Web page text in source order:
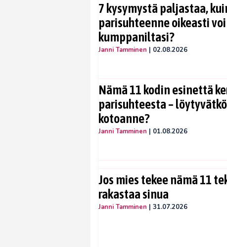
7 kysymystä paljastaa,
parisuhteenne oikeasti
kumppaniltasi?
Janni Tamminen | 02.08.2026
Nämä 11 kodin esinettä
parisuhteesta –
kotoanne?
Janni Tamminen | 01.08.2026
Jos mies tekee nämä 11
rakastaa sinua
Janni Tamminen | 31.07.2026